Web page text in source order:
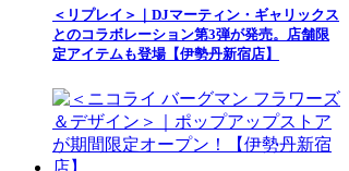
＜リプレイ＞｜DJマーティン・ギャリックス
とのコラボレーション第3弾が発売。店舗限
定アイテムも登場【伊勢丹新宿店】